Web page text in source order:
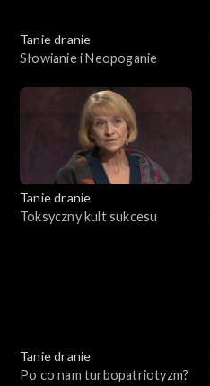
Tanie dranie
Słowianie i Neopoganie
Tanie dranie
Toksyczny kult sukcesu
Tanie dranie
Po co nam turbopatriotyzm?